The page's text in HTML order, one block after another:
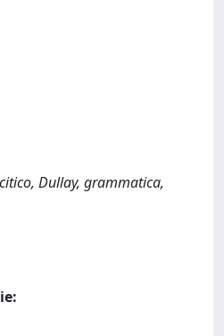
Dullay, grammatica,